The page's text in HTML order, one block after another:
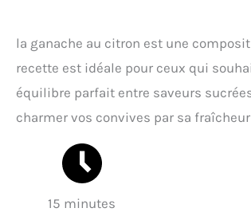
la ganache au citron est une
recette est idéale pour ceux qui
équilibre parfait entre saveurs
charmer vos convives par sa
15 minutes